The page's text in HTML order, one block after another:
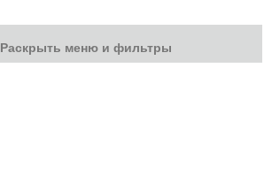
Раскрыть меню и фильтры